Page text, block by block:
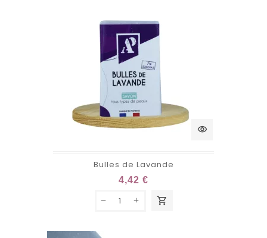
visibility
Bulles de Lavande
4,42 €
shopping_cart